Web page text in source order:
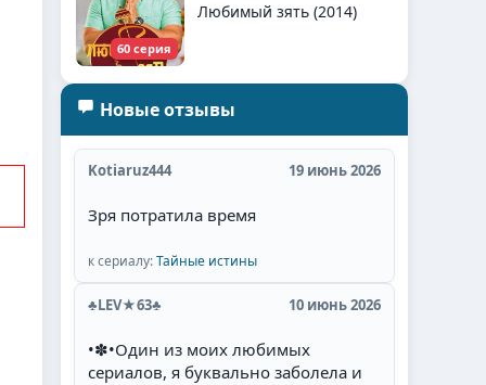
60 серия
Любимый зять (2014)
Новые отзывы
Kotiaruz444 19 июнь 2026
Зря потратила время
к сериалу:Тайные истины
♣LEV★63♣ 10 июнь 2026
•✽•Один из моих любимых
сериалов, я буквально заболела и